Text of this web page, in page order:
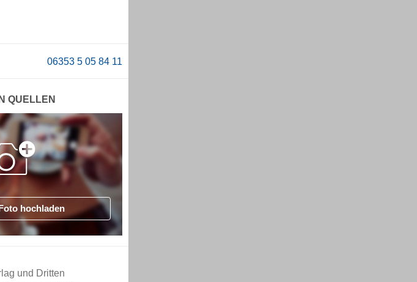
QUELLEN
hochladen
und Dritten